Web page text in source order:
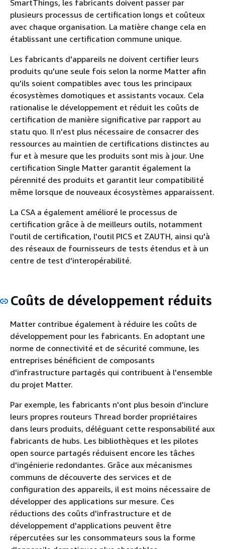
SmartThings, les fabricants doivent passer par
plusieurs processus de certification longs et coûteux
avec chaque organisation. La matière change cela en
établissant une certification commune unique.
Les fabricants d'appareils ne doivent certifier leurs
produits qu'une seule fois selon la norme Matter afin
qu'ils soient compatibles avec tous les principaux
écosystèmes domotiques et assistants vocaux. Cela
rationalise le développement et réduit les coûts de
certification de manière significative par rapport au
statu quo. Il n'est plus nécessaire de consacrer des
ressources au maintien de certifications distinctes au
fur et à mesure que les produits sont mis à jour. Une
certification Single Matter garantit également la
pérennité des produits et garantit leur compatibilité
même lorsque de nouveaux écosystèmes apparaissent.
La CSA a également amélioré le processus de
certification grâce à de meilleurs outils, notamment
l'outil de certification, l'outil PICS et ZAUTH, ainsi qu'à
des réseaux de fournisseurs de tests étendus et à un
centre de test d'interopérabilité.
Coûts de développement réduits
Matter contribue également à réduire les coûts de
développement pour les fabricants. En adoptant une
norme de connectivité et de sécurité commune, les
entreprises bénéficient de composants
d'infrastructure partagés qui contribuent à l'ensemble
du projet Matter.
Par exemple, les fabricants n'ont plus besoin d'inclure
leurs propres routeurs Thread border propriétaires
dans leurs produits, déléguant cette responsabilité aux
fabricants de hubs. Les bibliothèques et les pilotes
open source partagés réduisent encore les tâches
d'ingénierie redondantes. Grâce aux mécanismes
communs de découverte des services et de
configuration des appareils, il est moins nécessaire de
développer des applications sur mesure. Ces
réductions des coûts d'infrastructure et de
développement d'applications peuvent être
répercutées sur les consommateurs sous la forme